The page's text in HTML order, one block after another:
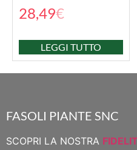
28,49€
LEGGI TUTTO
FASOLI PIANTE SNC
SCOPRI LA NOSTRA